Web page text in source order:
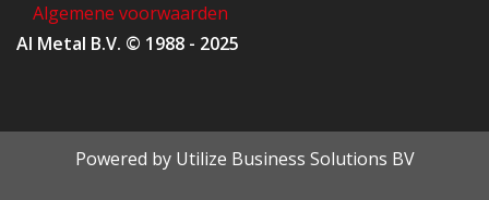
Algemene voorwaarden
Al Metal B.V. © 1988 - 2025
Powered by Utilize Business Solutions BV